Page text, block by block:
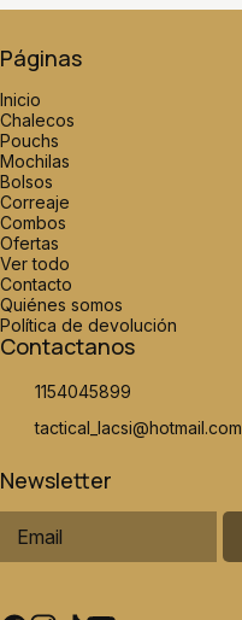
Páginas
Inicio
Chalecos
Pouchs
Mochilas
Bolsos
Correaje
Combos
Ofertas
Ver todo
Contacto
Quiénes somos
Política de devolución
Contactanos
1154045899
tactical_lacsi@hotmail.com
Newsletter